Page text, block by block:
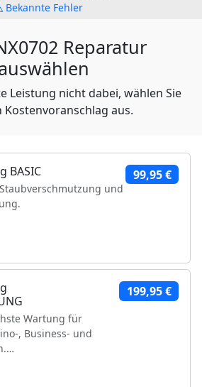
Bekannte Fehler
Reparatur
Leistung nicht dabei, wählen Sie
Kostenvoranschlag aus.
BASIC
und
und Gehäuseteile
im
99,95 €
Wartung für
, Business- und
199,95 €